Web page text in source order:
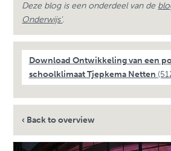
Deze blog is een onderdeel van de
Onderwijs'.
Download Ontwikkeling van een
schoolklimaat Tjepkema Netten
‹ Back to overview